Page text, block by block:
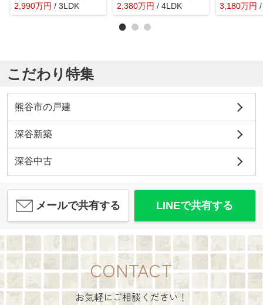
2,990万円 / 3LDK
2,380万円 / 4LDK
3,180万円
こだわり特集
熊谷市の戸建
深谷新築
深谷中古
メールで共有する LINEで共有する
CONTACT
お気軽にご相談ください！